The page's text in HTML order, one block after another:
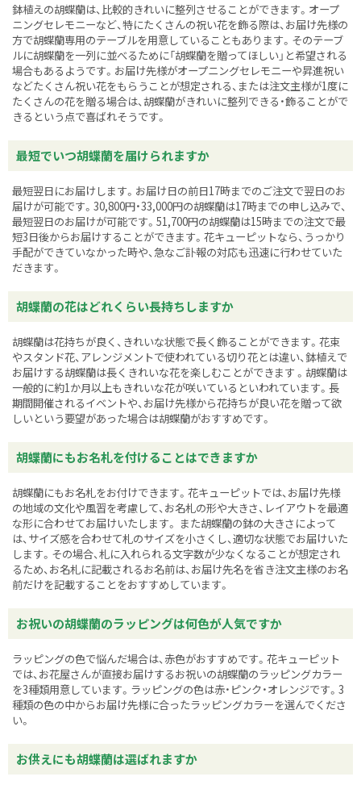
鉢植えの胡蝶蘭は、比較的きれいに整列させることができます。オープ
ニングセレモニーなど、特にたくさんの祝い花を飾る際は、お届け先様の
方で胡蝶蘭専用のテーブルを用意していることもあります。そのテーブ
ルに胡蝶蘭を一列に並べるために「胡蝶蘭を贈ってほしい」と希望される
場合もあるようです。お届け先様がオープニングセレモニーや昇進祝い
などたくさん祝い花をもらうことが想定される、または注文主様が1度に
たくさんの花を贈る場合は、胡蝶蘭がきれいに整列できる・飾ることがで
きるという点で喜ばれそうです。
最短でいつ胡蝶蘭を届けられますか
最短翌日にお届けします。お届け日の前日17時までのご注文で翌日のお
届けが可能です。30,800円・33,000円の胡蝶蘭は17時までの申し込みで、
最短翌日のお届けが可能です。51,700円の胡蝶蘭は15時までの注文で最
短3日後からお届けすることができます。花キューピットなら、うっかり
手配ができていなかった時や、急なご訃報の対応も迅速に行わせていた
だきます。
胡蝶蘭の花はどれくらい長持ちしますか
胡蝶蘭は花持ちが良く、きれいな状態で長く飾ることができます。花束
やスタンド花、アレンジメントで使われている切り花とは違い、鉢植えで
お届けする胡蝶蘭は長くきれいな花を楽しむことができます 。胡蝶蘭は
一般的に約1か月以上もきれいな花が咲いているといわれています。長
期間開催されるイベントや、お届け先様から花持ちが良い花を贈って欲
しいという要望があった場合は胡蝶蘭がおすすめです。
胡蝶蘭にもお名札を付けることはできますか
胡蝶蘭にもお名札をお付けできます。花キューピットでは、お届け先様
の地域の文化や風習を考慮して、お名札の形や大きさ、レイアウトを最適
な形に合わせてお届けいたします。 また胡蝶蘭の鉢の大きさによって
は、サイズ感を合わせて札のサイズを小さくし、適切な状態でお届けいた
します。その場合、札に入れられる文字数が少なくなることが想定され
るため、お名札に記載されるお名前は、お届け先名を省き注文主様のお名
前だけを記載することをおすすめしています。
お祝いの胡蝶蘭のラッピングは何色が人気ですか
ラッピングの色で悩んだ場合は、赤色がおすすめです。花キューピット
では、お花屋さんが直接お届けするお祝いの胡蝶蘭のラッピングカラー
を3種類用意しています。ラッピングの色は赤・ピンク・オレンジです。3
種類の色の中からお届け先様に合ったラッピングカラーを選んでくださ
い。
お供えにも胡蝶蘭は選ばれますか